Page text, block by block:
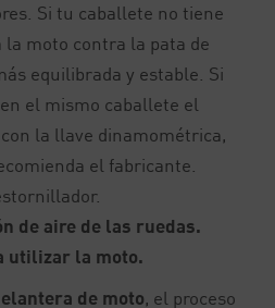
Si tu caballete no tiene
la moto contra la pata de
equilibrada y estable. Si
el mismo caballete el
la llave dinamométrica,
el fabricante.
de aire de las ruedas.
utilizar la moto.
de moto, el proceso